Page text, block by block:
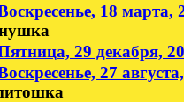
18 марта,
29 декабря,
27